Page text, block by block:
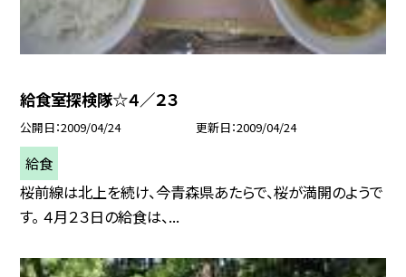
給食室探検隊☆４／２３
公開日 2009/04/24 更新日 2009/04/24
給食
桜前線は北上を続け、今青森県あたらで、桜が満開のようで
す。 ４月２３日の給食は、...